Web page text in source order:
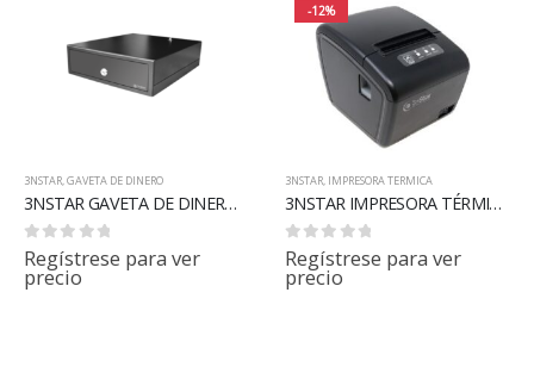
3NSTAR,GAVETA DE DINERO
3NSTAR GAVETA DE DINERO CD200 MINI 240MM X 280MM
0out of 5
Regístrese para ver
precio
-12%
3NSTAR, IMPRESORA TERMICA
3NSTAR IMPRESORA TÉRMICA DIRECTA DE RECIBOS DE 80MM RPT006S
0out of 5
Regístrese para ver
precio